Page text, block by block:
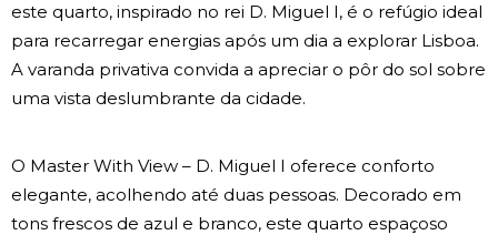
este quarto, inspirado no rei D. Miguel I, é o refúgio ideal
para recarregar energias após um dia a explorar Lisboa.
A varanda privativa convida a apreciar o pôr do sol sobre
uma vista deslumbrante da cidade.
O Master With View – D. Miguel I oferece conforto
elegante, acolhendo até duas pessoas. Decorado em
tons frescos de azul e branco, este quarto espaçoso